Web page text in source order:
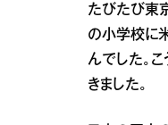
たびたび東
の小学校に
んでした。
きました。